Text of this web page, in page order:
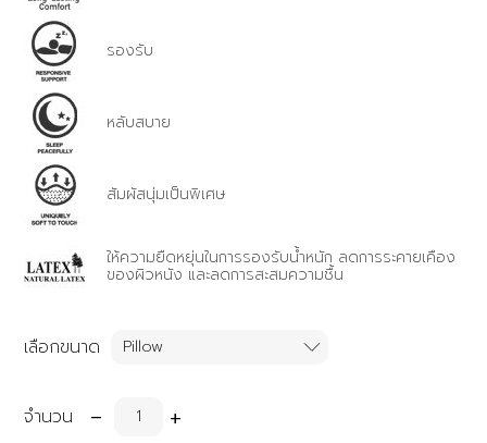
รองรับ
หลับสบาย
สัมผัสนุ่มเป็นพิเศษ
ให้ความยืดหยุ่นในการรองรับน้ำหนัก ลดการระคายเคือง
ของผิวหนัง และลดการสะสมความชื้น
เลือกขนาด
จำนวน - +